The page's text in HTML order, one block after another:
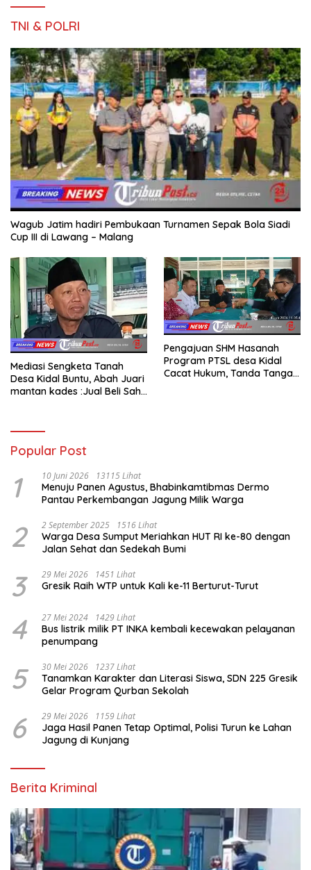
TNI & POLRI
Wagub Jatim hadiri Pembukaan Turnamen Sepak Bola Siadi
Cup III di Lawang – Malang
Mediasi Sengketa Tanah
Desa Kidal Buntu, Abah Juari
mantan kades :Jual Beli Sah,
Membatalkan Hak Warga.
Pengajuan SHM Hasanah
Program PTSL desa Kidal
Cacat Hukum, Tanda Tangan
Popular Post
1 10 Juni 2026 13115 Lihat
Menuju Panen Agustus, Bhabinkamtibmas Dermo
Pantau Perkembangan Jagung Milik Warga
2 2 September 2025 1516 Lihat
Warga Desa Sumput Meriahkan HUT RI ke-80 dengan
Jalan Sehat dan Sedekah Bumi ‎
3 29 Mei 2026 1451 Lihat
Gresik Raih WTP untuk Kali ke-11 Berturut-Turut
4 27 Mei 2024 1429 Lihat
Bus listrik milik PT INKA kembali kecewakan pelayanan
penumpang
5 30 Mei 2026 1237 Lihat
Tanamkan Karakter dan Literasi Siswa, SDN 225 Gresik
Gelar Program Qurban Sekolah
6 29 Mei 2026 1159 Lihat
Jaga Hasil Panen Tetap Optimal, Polisi Turun ke Lahan
Jagung di Kunjang
Berita Kriminal